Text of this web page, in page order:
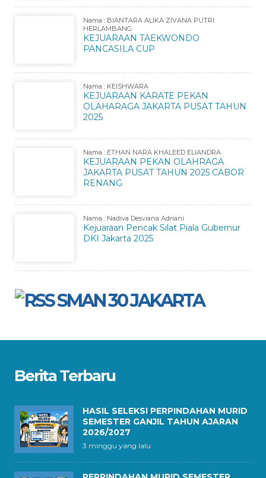
Nama : BIANTARA ALIKA ZIVANA PUTRI
HERLAMBANG
KEJUARAAN TAEKWONDO
PANCASILA CUP
Nama : KEISHWARA
KEJUARAAN KARATE PEKAN
OLAHARAGA JAKARTA PUSAT TAHUN
2025
Nama : ETHAN NARA KHALEED ELIANDRA
KEJUARAAN PEKAN OLAHRAGA
JAKARTA PUSAT TAHUN 2025 CABOR
RENANG
Nama : Nadiva Desviana Adriani
Kejuaraan Pencak Silat Piala Gubernur
DKI Jakarta 2025
SMAN 30 JAKARTA
Berita Terbaru
HASIL SELEKSI PERPINDAHAN MURID
SEMESTER GANJIL TAHUN AJARAN
2026/2027
3 minggu yang lalu